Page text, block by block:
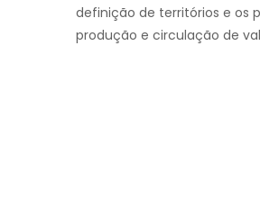
definição de territórios e os
produção e circulação de